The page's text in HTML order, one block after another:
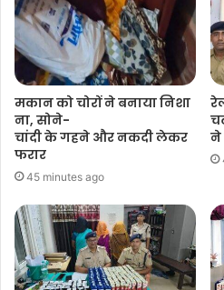
मकान को चोरों ने बनाया निशा
ना, सोने-
चांदी के गहने और नकदी लेकर
फरार
45 minutes ago
ने